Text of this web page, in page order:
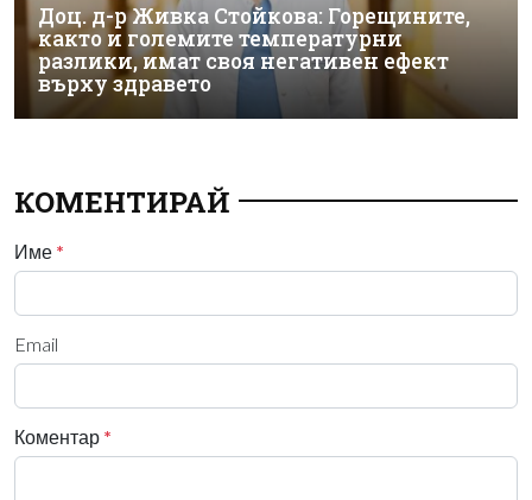
Доц. д-р Живка Стойкова: Горещините,
както и големите температурни
разлики, имат своя негативен ефект
върху здравето
КОМЕНТИРАЙ
Име *
Email
Коментар *